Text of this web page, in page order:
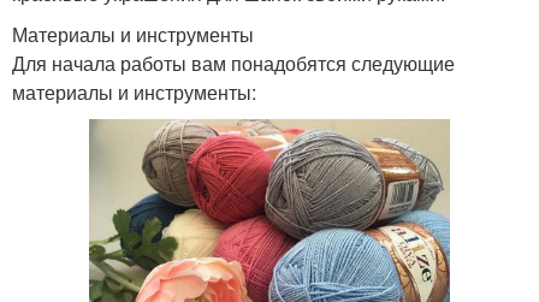
Материалы и инструменты
Для начала работы вам понадобятся следующие
материалы и инструменты: